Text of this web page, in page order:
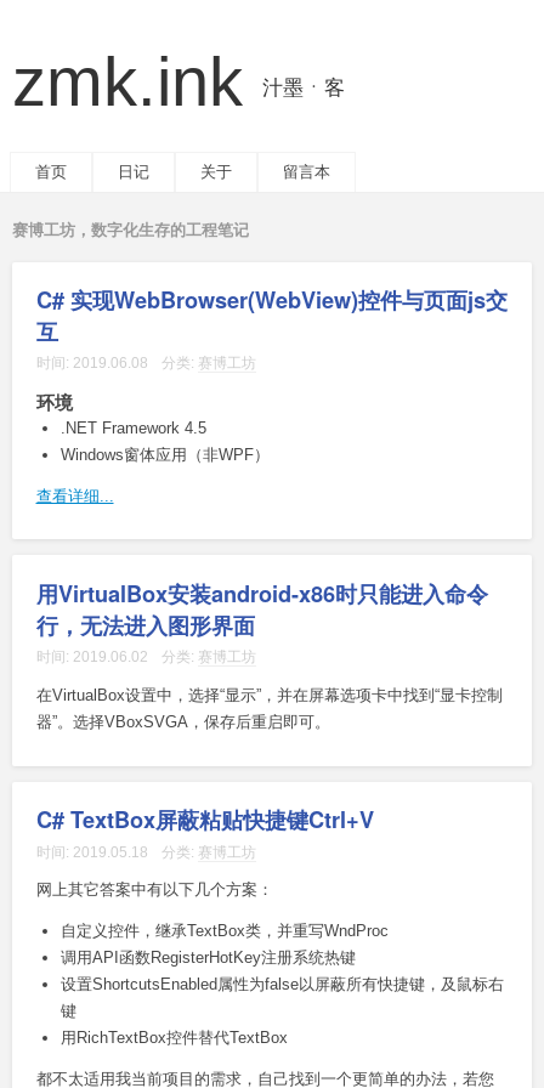
zmk.ink 汁墨ㆍ客
首页 日记 关于 留言本
赛博工坊，数字化生存的工程笔记
C# 实现WebBrowser(WebView)控件与页面js交
互
时间: 2019.06.08 分类: 赛博工坊
环境
.NET Framework 4.5
Windows窗体应用（非WPF）
查看详细...
用VirtualBox安装android-x86时只能进入命令
行，无法进入图形界面
时间: 2019.06.02 分类: 赛博工坊
在VirtualBox设置中，选择“显示”，并在屏幕选项卡中找到“显卡控制
器”。选择VBoxSVGA，保存后重启即可。
C# TextBox屏蔽粘贴快捷键Ctrl+V
时间: 2019.05.18 分类: 赛博工坊
网上其它答案中有以下几个方案：
自定义控件，继承TextBox类，并重写WndProc
调用API函数RegisterHotKey注册系统热键
设置ShortcutsEnabled属性为false以屏蔽所有快捷键，及鼠标右
键
用RichTextBox控件替代TextBox
都不太适用我当前项目的需求，自己找到一个更简单的办法，若您